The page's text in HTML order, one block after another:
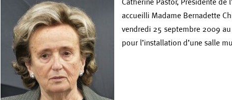
accueilli Madame Bernadette
vendredi 25 septembre 2009
pour l’installation d’une salle